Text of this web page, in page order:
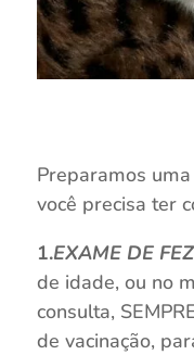
Preparamos
você precisa ter
1.EXAME DE
de idade, ou no
consulta,
de vacinação,